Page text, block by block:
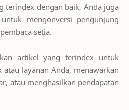
terindex dengan baik, Anda juga
mengonversi pengunjung
setia.
artikel yang terindex untuk
layanan Anda, menawarkan
atau menghasilkan pendapatan